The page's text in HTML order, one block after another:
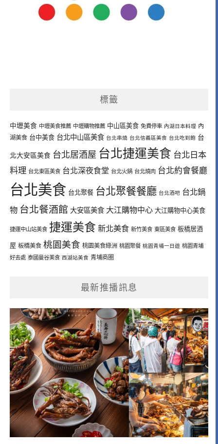
標籤
中壢美食 中壢美食推薦 中壢購物推薦 中山區美食 免費停車 內湖日本料理 內
湖美食 台中美食 台北中山區美食 台北串燒 台北信義區美食 台北吃到飽 台
北大安區美食 台北居酒屋 台北捷運美食 台北日本
料理 台北東區美食 台北深夜食堂 台北火鍋 台北燒肉 台北約會餐廳
台北美食 台北聚餐 台北聚餐餐廳 台北酒吧 台北鍋
物 台北餐酒館 大安區美食 大江購物中心 大江購物中心美食
捷運中山站美食 捷運美食 新北美食 新竹美食 東區美食 板橋居酒
屋 板橋美食 桃園美食 桃園美食綠洲 桃園聚餐 桃園青埔一日遊 桃園青埔
好去處 泰國曼谷美食 西湖站美食 青埔商圈
最新推播訊息